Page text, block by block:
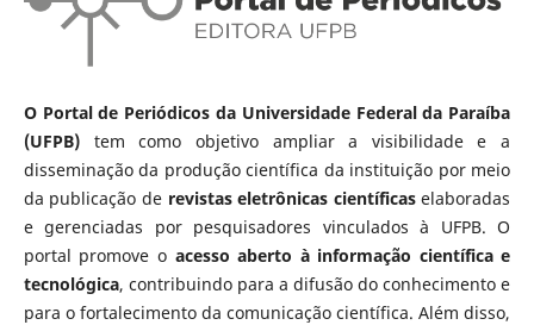
O Portal de Periódicos da Universidade Federal da Paraíba
(UFPB)tem como objetivo ampliar a visibilidade e a
disseminação da produção científica da instituição por meio
da publicação de revistas eletrônicas científicaselaboradas
e gerenciadas por pesquisadores vinculados à UFPB. O
portal promove o acesso aberto à informação científica e
tecnológica, contribuindo para a difusão do conhecimento e
para o fortalecimento da comunicação científica. Além disso,